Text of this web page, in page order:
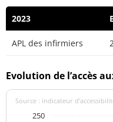
2023
APL des infirmiers
Evolution de l’accès
Source : indicateur
250